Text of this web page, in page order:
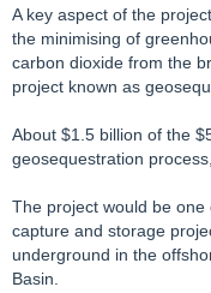
A key aspect of the
the minimising of
carbon dioxide from the
project known as
About $1.5 billion of the
geosequestration
The project would be
capture and storage
underground in the
Basin.